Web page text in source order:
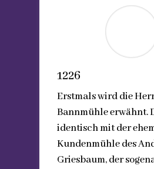
1226
Erstmals wird die
Bannmühle erwähnt.
identisch mit der
Kundenmühle des
Griesbaum, der